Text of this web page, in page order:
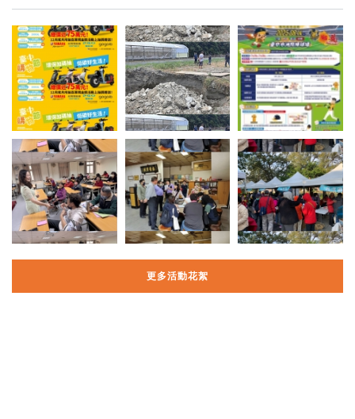
更多活動花絮